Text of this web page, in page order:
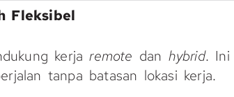
Fleksibel
kerjaremote dan hybrid. Ini
tanpa batasan lokasi kerja.